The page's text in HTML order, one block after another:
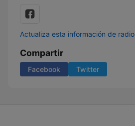
Actualiza esta información de radio
Compartir
Facebook Twitter